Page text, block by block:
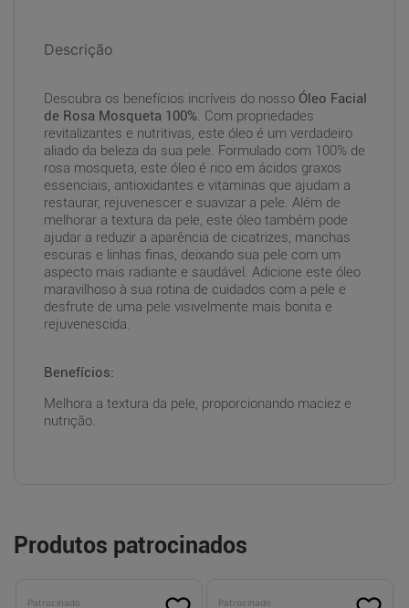
Descrição
Descubra os benefícios incríveis do nosso Óleo Facial
de Rosa Mosqueta 100%. Com propriedades
revitalizantes e nutritivas, este óleo é um verdadeiro
aliado da beleza da sua pele. Formulado com 100% de
rosa mosqueta, este óleo é rico em ácidos graxos
essenciais, antioxidantes e vitaminas que ajudam a
restaurar, rejuvenescer e suavizar a pele. Além de
melhorar a textura da pele, este óleo também pode
ajudar a reduzir a aparência de cicatrizes, manchas
escuras e linhas finas, deixando sua pele com um
aspecto mais radiante e saudável. Adicione este óleo
maravilhoso à sua rotina de cuidados com a pele e
desfrute de uma pele visivelmente mais bonita e
rejuvenescida.
Benefícios:
Melhora a textura da pele, proporcionando maciez e
nutrição.
Produtos patrocinados
Patrocinado Patrocinado